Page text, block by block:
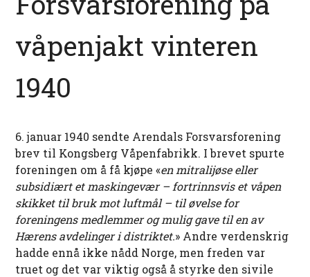
våpenjakt vinteren
1940
6. januar 1940 sendte Arendals Forsvarsforening
brev til Kongsberg Våpenfabrikk. I brevet spurte
foreningen om å få kjøpe «en mitralijøse eller
subsidiært et maskingevær – fortrinnsvis et våpen
skikket til bruk mot luftmål – til øvelse for
foreningens medlemmer og mulig gave til en av
Hærens avdelinger i distriktet.» Andre verdenskrig
hadde ennå ikke nådd Norge, men freden var
truet og det var viktig også å styrke den sivile